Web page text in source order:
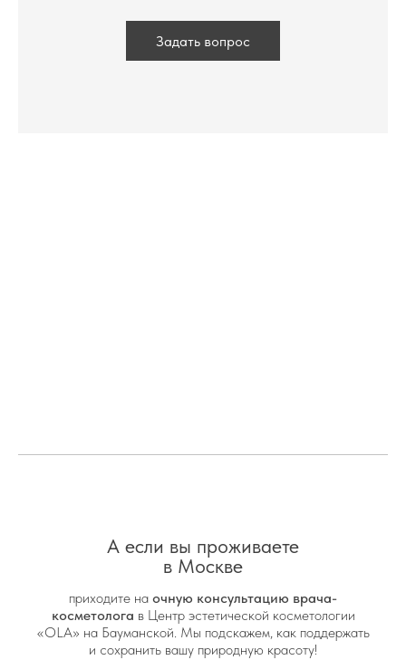
приходите на очную консультацию врача-
косметолога в Центр эстетической косметологии
«OLA» на Бауманской. Мы подскажем, как поддержать
и сохранить вашу природную красоту!
А если вы проживаете
в Москве
Задать вопрос